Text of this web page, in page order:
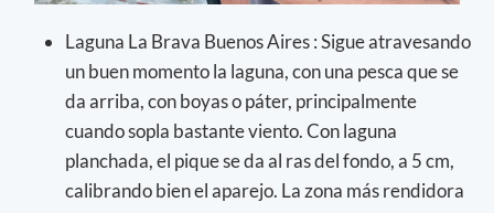
Laguna La Brava Buenos Aires : Sigue atravesando
un buen momento la laguna, con una pesca que se
da arriba, con boyas o páter, principalmente
cuando sopla bastante viento. Con laguna
planchada, el pique se da al ras del fondo, a 5 cm,
calibrando bien el aparejo. La zona más rendidora